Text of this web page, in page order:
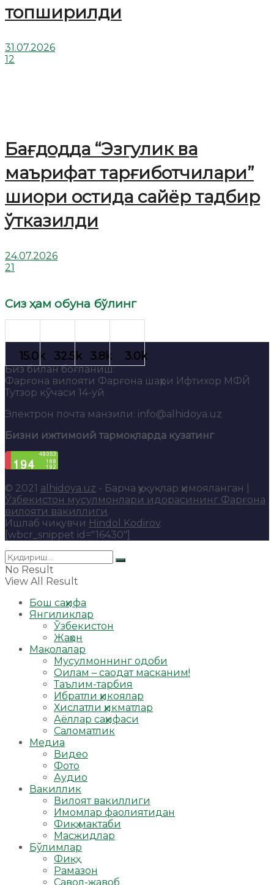
топширилди
31.07.2026
12
Бағдодда “Эзгулик ва
маърифат тарғиботчилари”
шиори остида сайёр тадбир
ўтказилди
24.07.2026
21
Сиз ҳам обуна бўлинг
Биз билан боғланиш:
Фарғона вилояти Фарғона шаҳри Ифтихор МФЙ
Тутзор кўчаси 14-уй
Электрон почта манзили: info@alhidoya.uz
Бизни ижтимоий тармоқларда кузатинг
© 2021 alhidoya.uz - Барча ҳуқуқлар ҳимояланган |
Ўзбекистон мусулмонлари идорасининг Фарғона
вилояти вакиллиги.
Ишлаб чиқувчи Hindol Kodirov.
[wbcr_snippet id="16430"]
No Result
View All Result
Бош саҳифа
Янгиликлар
Ўзбекистон
Жаҳон
Мақолалар
Мусулмоннинг одоби
Оилам – саодат масканим!
Таълим-тарбия
Ибратли ҳикоялар
Хислатли ҳикматлар
Аёллар саҳифаси
Саломатлик
Медиа
Видео
Фото
Аудио
Вакиллик
Вилоят вакиллиги
Имомлар фаолиятидан
Фиқҳ мактаби
Масжидлар
Бўлимлар
Фиқҳ
Рамазон
Савол-жавоб